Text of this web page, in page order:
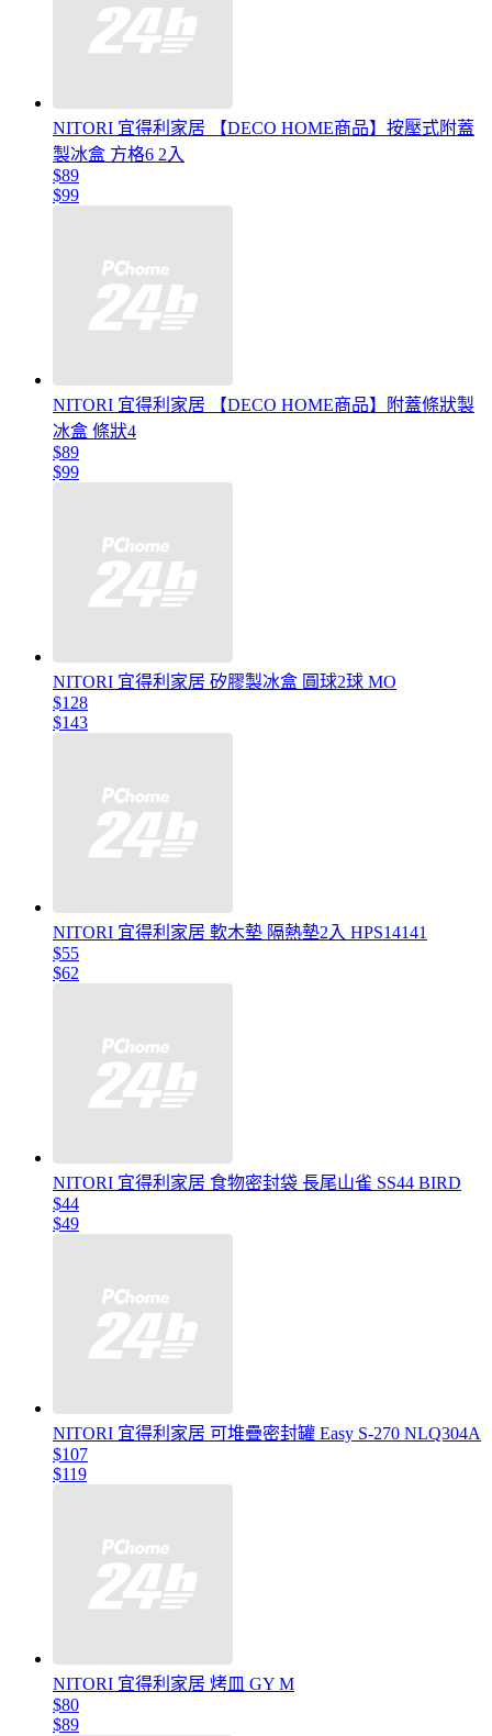
NITORI 宜得利家居 【DECO HOME商品】按壓式附蓋
製冰盒 方格6 2入
$89
$99
NITORI 宜得利家居 【DECO HOME商品】附蓋條狀製
冰盒 條狀4
$89
$99
NITORI 宜得利家居 矽膠製冰盒 圓球2球 MO
$128
$143
NITORI 宜得利家居 軟木墊 隔熱墊2入 HPS14141
$55
$62
NITORI 宜得利家居 食物密封袋 長尾山雀 SS44 BIRD
$44
$49
NITORI 宜得利家居 可堆疊密封罐 Easy S-270 NLQ304A
$107
$119
NITORI 宜得利家居 烤皿 GY M
$80
$89